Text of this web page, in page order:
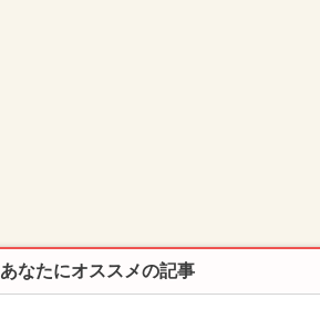
あなたにオススメの記事